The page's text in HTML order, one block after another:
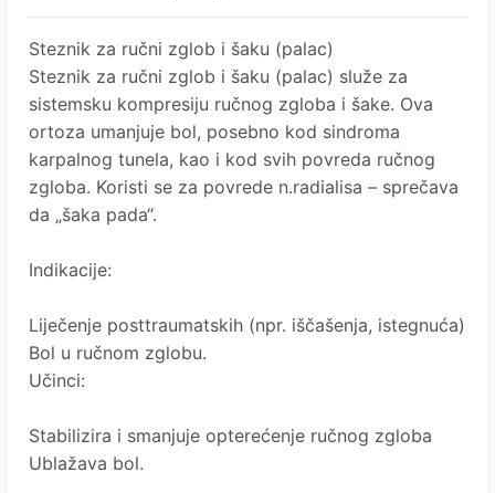
Steznik za ručni zglob i šaku (palac)
Steznik za ručni zglob i šaku (palac) služe za
sistemsku kompresiju ručnog zgloba i šake. Ova
ortoza umanjuje bol, posebno kod sindroma
karpalnog tunela, kao i kod svih povreda ručnog
zgloba. Koristi se za povrede n.radialisa – sprečava
da „šaka pada“.
Indikacije:
Liječenje posttraumatskih (npr. iščašenja, istegnuća)
Bol u ručnom zglobu.
Učinci:
Stabilizira i smanjuje opterećenje ručnog zgloba
Ublažava bol.